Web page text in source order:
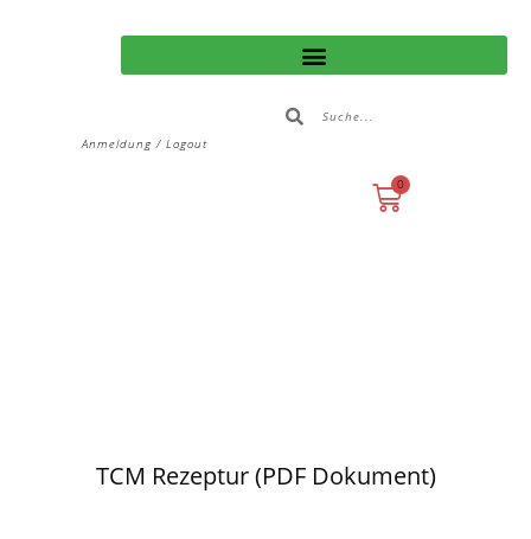
Anmeldung / Logout
0
TCM Rezeptur (PDF Dokument)